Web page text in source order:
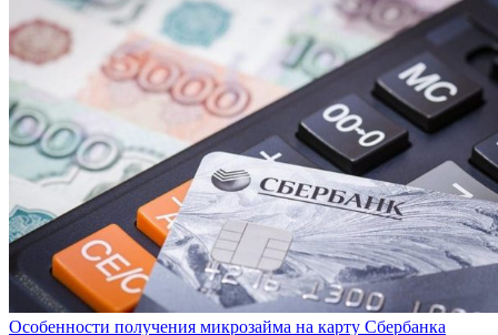
Особенности получения микрозайма на карту Сбербанка